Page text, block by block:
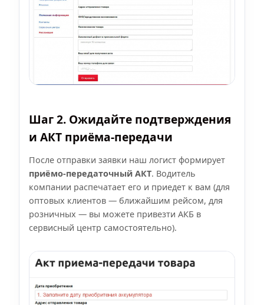
Шаг 2. Ожидайте подтверждения
и АКТ приёма-передачи
После отправки заявки наш логист формирует
приёмо-передаточный АКТ. Водитель
компании распечатает его и приедет к вам (для
оптовых клиентов — ближайшим рейсом, для
розничных — вы можете привезти АКБ в
сервисный центр самостоятельно).